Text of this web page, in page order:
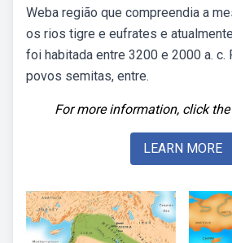
Weba região que compreendia a
os rios tigre e eufrates e
foi habitada entre 3200 e 2000 a.
povos semitas, entre.
For more information, click
LEARN MORE